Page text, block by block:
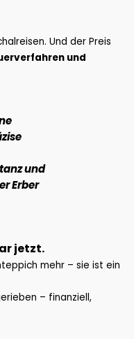
Und der Preis
und
und
Erber
jetzt.
mehr – sie ist ein
– finanziell,